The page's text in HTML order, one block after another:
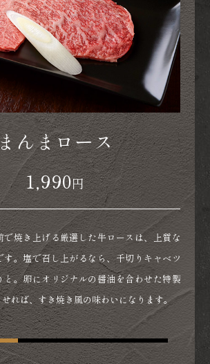
んまロース
1,990円
で焼き上げる厳選した牛ロースは、上質な
す。塩で召し上がるなら、千切りキャベツ
と。卵にオリジナルの醤油を合わせた特製
れば、すき焼き風の味わいになります。
月見
1,350円
ンを軽く炙ったあと、卵黄ダレにお肉を絡
せてご提供いたします。口の中いっぱいに
楽しみいただけます。
ろ味わいたい時は
家プレート
6,200円
ロース、豚ロール、サーロインサイコロス
。当店自慢の肉を少量ずつ愉しんでいただ
す。お好きな部位が見つかりましたら、ぜ
さい。